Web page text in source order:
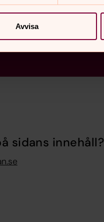
Avvisa
sidans innehåll?